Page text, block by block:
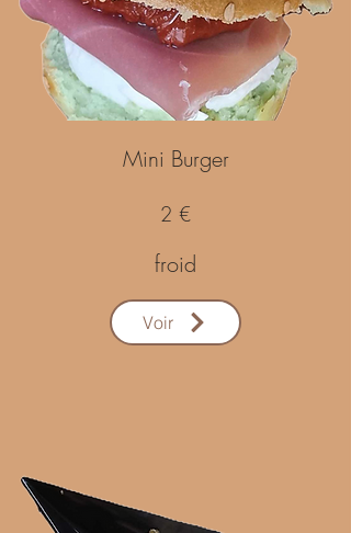
Mini Burger
2 €
froid
Voir